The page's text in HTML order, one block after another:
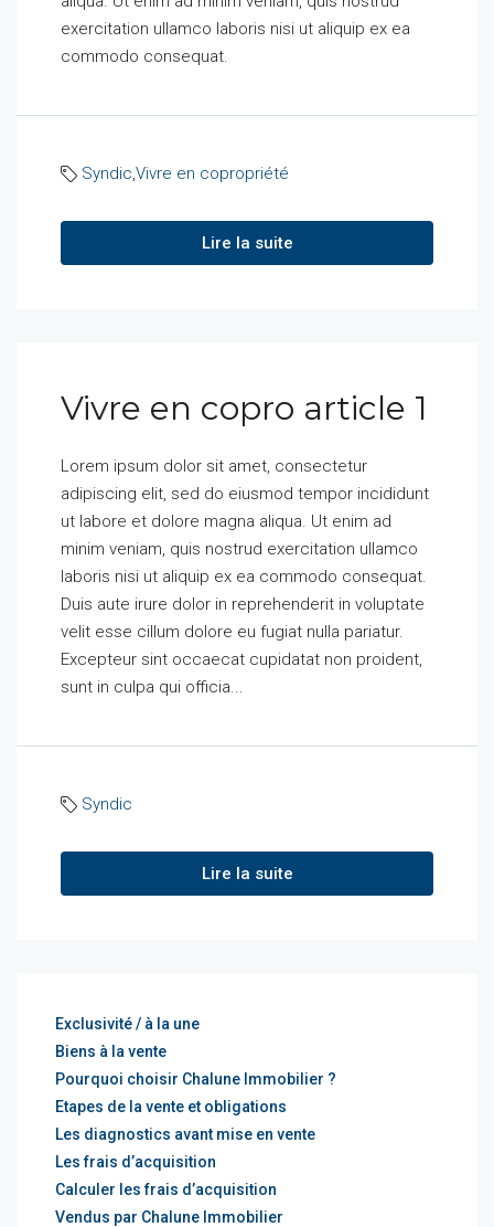
exercitation ullamco laboris nisi ut aliquip ex ea
commodo consequat.
Syndic,Vivre en copropriété
Lire la suite
Vivre en copro article 1
Lorem ipsum dolor sit amet, consectetur
adipiscing elit, sed do eiusmod tempor incididunt
ut labore et dolore magna aliqua. Ut enim ad
minim veniam, quis nostrud exercitation ullamco
laboris nisi ut aliquip ex ea commodo consequat.
Duis aute irure dolor in reprehenderit in voluptate
velit esse cillum dolore eu fugiat nulla pariatur.
Excepteur sint occaecat cupidatat non proident,
sunt in culpa qui officia...
Syndic
Lire la suite
Exclusivité / à la une
Biens à la vente
Pourquoi choisir Chalune Immobilier ?
Etapes de la vente et obligations
Les diagnostics avant mise en vente
Les frais d’acquisition
Calculer les frais d’acquisition
Vendus par Chalune Immobilier